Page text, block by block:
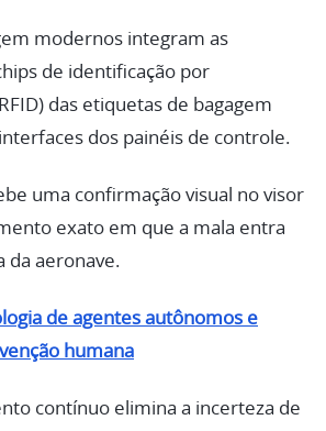
modernos integram as
de identificação por
das etiquetas de bagagem
dos painéis de controle.
uma confirmação visual no visor
exato em que a mala entra
da aeronave.
de agentes autônomos e
humana
contínuo elimina a incerteza de